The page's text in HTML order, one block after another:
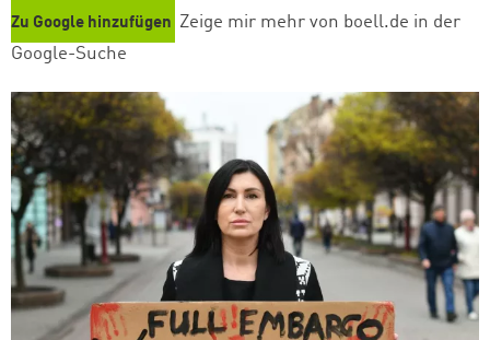
Zu Google hinzufügen Zeige mir mehr von boell.de in der
Google-Suche